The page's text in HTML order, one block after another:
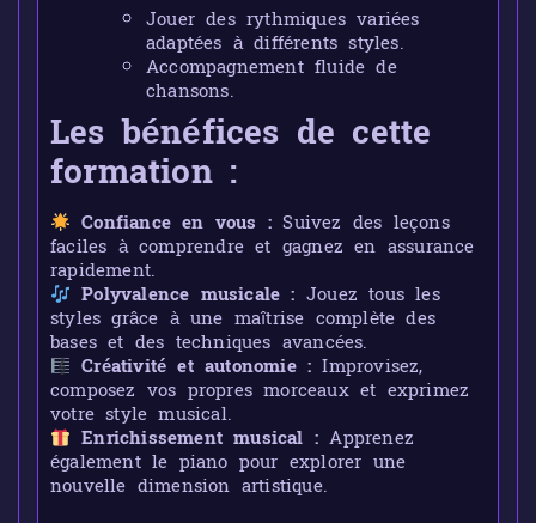
Jouer des rythmiques variées
adaptées à différents styles.
Accompagnement fluide de
chansons.
Les bénéfices de cette
formation :
Confiance en vous : Suivez des leçons
faciles à comprendre et gagnez en assurance
rapidement.
Polyvalence musicale : Jouez tous les
styles grâce à une maîtrise complète des
bases et des techniques avancées.
Créativité et autonomie : Improvisez,
composez vos propres morceaux et exprimez
votre style musical.
Enrichissement musical : Apprenez
également le piano pour explorer une
nouvelle dimension artistique.